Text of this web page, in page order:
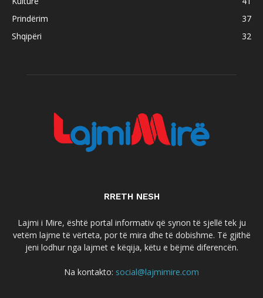
Prindërim
37
Shqipëri
32
RRETH NESH
Lajmi i Mire, është portal informativ që synon të sjellë tek ju
vetëm lajme të vërteta, por të mira dhe të dobishme. Të gjithë
jeni lodhur nga lajmet e këqija, këtu e bëjmë diferencën.
Na kontakto: social@lajmimire.com